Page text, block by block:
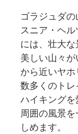
ゴラジュダ
スニア・ヘ
には、壮大
美しい山々
から近いヤ
数多くのト
ハイキングを
周囲の風景
しめます。